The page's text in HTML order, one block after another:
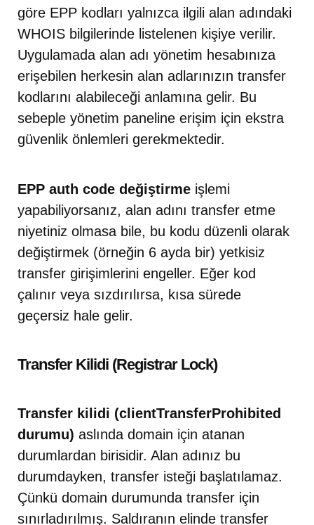
göre EPP kodları yalnızca ilgili alan adındaki
WHOIS bilgilerinde listelenen kişiye verilir.
Uygulamada alan adı yönetim hesabınıza
erişebilen herkesin alan adlarınızın transfer
kodlarını alabileceği anlamına gelir. Bu
sebeple yönetim paneline erişim için ekstra
güvenlik önlemleri gerekmektedir.
EPP auth code değiştirme işlemi
yapabiliyorsanız, alan adını transfer etme
niyetiniz olmasa bile, bu kodu düzenli olarak
değiştirmek (örneğin 6 ayda bir) yetkisiz
transfer girişimlerini engeller. Eğer kod
çalınır veya sızdırılırsa, kısa sürede
geçersiz hale gelir.
Transfer Kilidi (Registrar Lock)
Transfer kilidi (clientTransferProhibited
durumu) aslında domain için atanan
durumlardan birisidir. Alan adınız bu
durumdayken, transfer isteği başlatılamaz.
Çünkü domain durumunda transfer için
sınırladırılmış. Saldıranın elinde transfer